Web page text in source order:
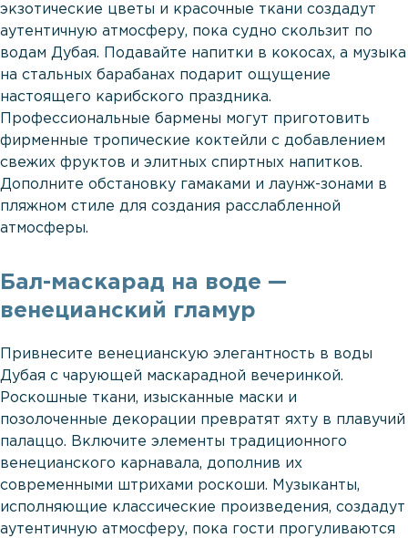
экзотические цветы и красочные ткани создадут
аутентичную атмосферу, пока судно скользит по
водам Дубая. Подавайте напитки в кокосах, а музыка
на стальных барабанах подарит ощущение
настоящего карибского праздника.
Профессиональные бармены могут приготовить
фирменные тропические коктейли с добавлением
свежих фруктов и элитных спиртных напитков.
Дополните обстановку гамаками и лаунж-зонами в
пляжном стиле для создания расслабленной
атмосферы.
Бал-маскарад на воде —
венецианский гламур
Привнесите венецианскую элегантность в воды
Дубая с чарующей маскарадной вечеринкой.
Роскошные ткани, изысканные маски и
позолоченные декорации превратят яхту в плавучий
палаццо. Включите элементы традиционного
венецианского карнавала, дополнив их
современными штрихами роскоши. Музыканты,
исполняющие классические произведения, создадут
аутентичную атмосферу, пока гости прогуливаются